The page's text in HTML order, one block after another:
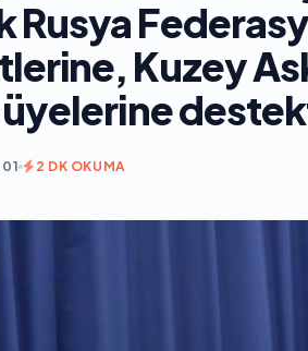
Rusya
Kuzey
üyelerine
2 DK OKUMA